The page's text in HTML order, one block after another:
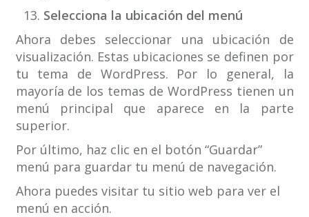
Selecciona la ubicación del menú
Ahora debes seleccionar una ubicación de
visualización. Estas ubicaciones se definen por
tu tema de WordPress. Por lo general, la
mayoría de los temas de WordPress tienen un
menú principal que aparece en la parte
superior.
Por último, haz clic en el botón “Guardar”
menú para guardar tu menú de navegación.
Ahora puedes visitar tu sitio web para ver el
menú en acción.